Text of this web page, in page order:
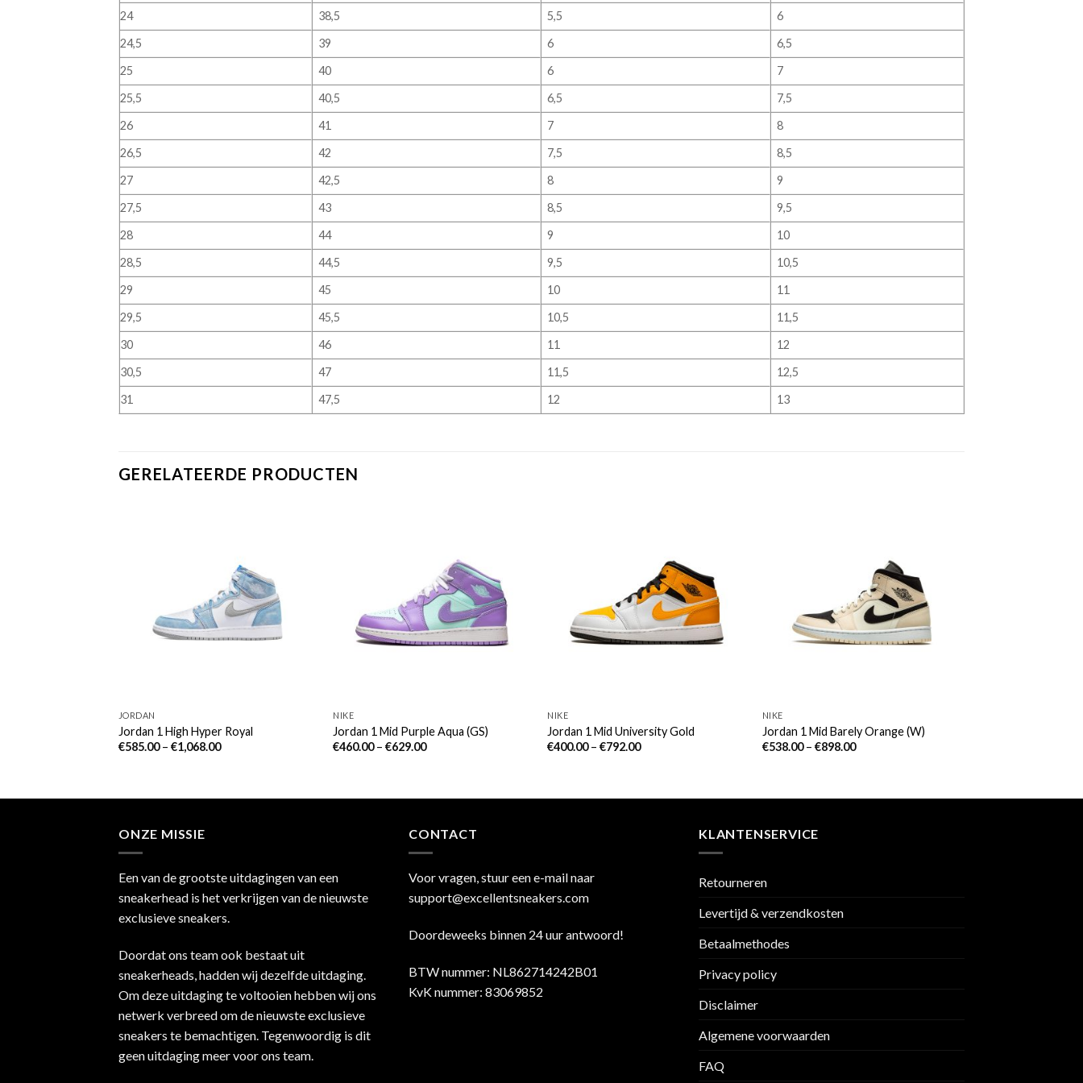
24
38,5 5,5
6
24,5
39 6
6,5
25
40 6
7
25,5
40,5 6,5
7,5
26
41 7
8
26,5
42 7,5
8,5
27
42,5 8
9
27,5
43 8,5
9,5
28
44 9
10
28,5
44,5 9,5
10,5
29
45 10
11
29,5
45,5 10,5
11,5
30
46 11
12
30,5
47 11,5
12,5
31
47,5 12 13
GERELATEERDE PRODUCTEN
JORDAN
Jordan 1 High Hyper Royal
€585.00– €1,068.00
NIKE
Jordan 1 Mid Purple Aqua (GS)
€460.00–€629.00
NIKE
Jordan 1 Mid University Gold
€400.00–€792.00
NIKE
Jordan 1 Mid Barely Orange (W)
€538.00– €898.00
ONZE MISSIE
Een van de grootste uitdagingen van een
sneakerhead is het verkrijgen van de nieuwste
exclusieve sneakers.
Doordat ons team ook bestaat uit
sneakerheads, hadden wij dezelfde uitdaging.
Om deze uitdaging te voltooien hebben wij ons
netwerk verbreed om de nieuwste exclusieve
sneakers te bemachtigen. Tegenwoordig is dit
geen uitdaging meer voor ons team.
CONTACT
Voor vragen, stuur een e-mail naar
support@excellentsneakers.com
Doordeweeks binnen 24 uur antwoord!
BTW nummer: NL862714242B01
KvK nummer: 83069852
KLANTENSERVICE
Retourneren
Levertijd & verzendkosten
Betaalmethodes
Privacy policy
Disclaimer
Algemene voorwaarden
FAQ